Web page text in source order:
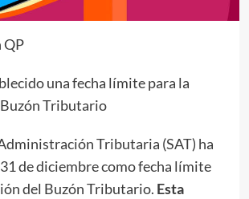
QP
una fecha límite para la
Tributario
Tributaria (SAT) ha
de diciembre como fecha límite
del Buzón Tributario. Esta